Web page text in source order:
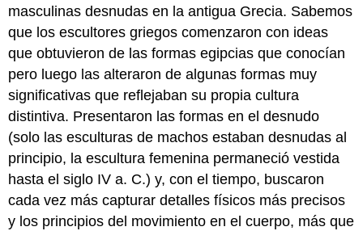
masculinas desnudas en la antigua Grecia. Sabemos
que los escultores griegos comenzaron con ideas
que obtuvieron de las formas egipcias que conocían
pero luego las alteraron de algunas formas muy
significativas que reflejaban su propia cultura
distintiva. Presentaron las formas en el desnudo
(solo las esculturas de machos estaban desnudas al
principio, la escultura femenina permaneció vestida
hasta el siglo IV a. C.) y, con el tiempo, buscaron
cada vez más capturar detalles físicos más precisos
y los principios del movimiento en el cuerpo, más que